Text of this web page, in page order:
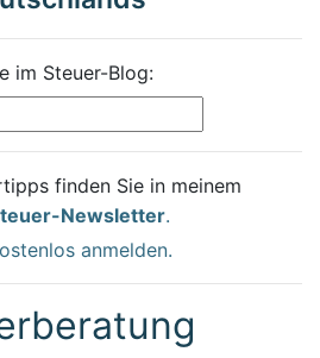
im Steuer-Blog:
finden Sie in meinem
Newsletter.
anmelden.